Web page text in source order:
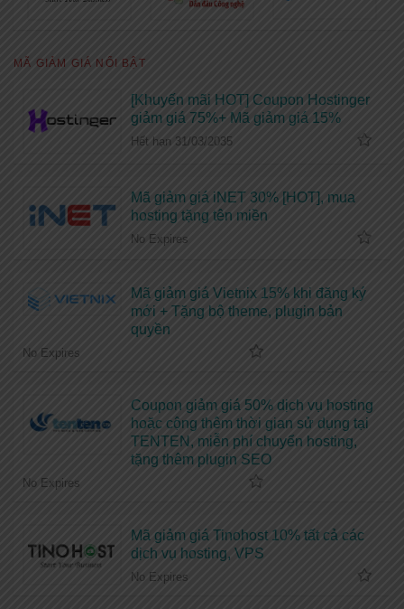
MÃ GIẢM GIÁ NỔI BẬT
[Khuyến mãi HOT] Coupon Hostinger
giảm giá 75%+ Mã giảm giá 15%
Hết hạn 31/03/2035
Mã giảm giá iNET 30% [HOT], mua
hosting tặng tên miền
No Expires
Mã giảm giá Vietnix 15% khi đăng ký
mới + Tặng bộ theme, plugin bản
quyền
No Expires
Coupon giảm giá 50% dịch vụ hosting
hoặc cộng thêm thời gian sử dụng tại
TENTEN, miễn phí chuyển hosting,
tặng thêm plugin SEO
No Expires
Mã giảm giá Tinohost 10% tất cả các
dịch vụ hosting, VPS
No Expires